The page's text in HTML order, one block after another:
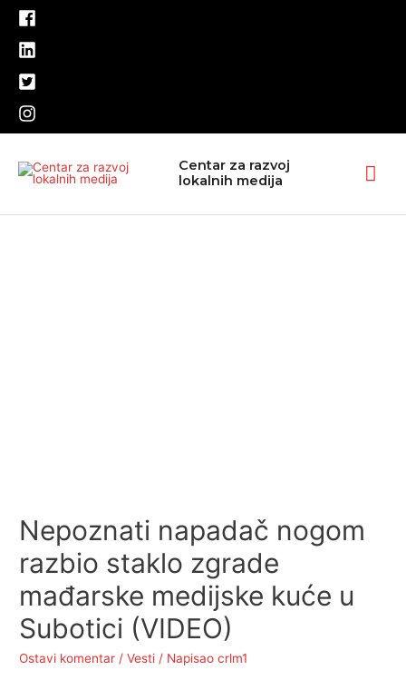
Pređi
sadržaj
Centar za razvoj
lokalnih medija
Nepoznati napadač nogom
razbio staklo zgrade
mađarske medijske kuće u
Subotici (VIDEO)
Ostavi komentar /Vesti / Napisao crlm1